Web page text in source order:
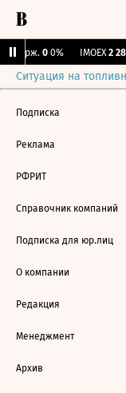
Бирж. 0 0% IMOEX 2
Ситуация на
Подписка
Реклама
РФРИТ
Справочник компаний
Подписка для юр.лиц
О компании
Редакция
Менеджмент
Архив